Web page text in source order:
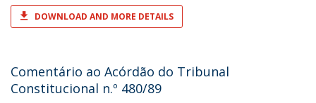
DOWNLOAD AND MORE DETAILS
Comentário ao Acórdão do Tribunal
Constitucional n.º 480/89